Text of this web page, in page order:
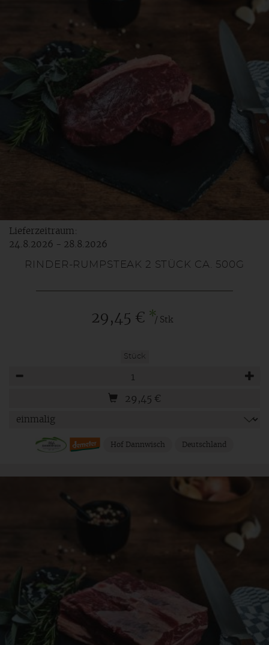
Lieferzeitraum:
24.8.2026 - 28.8.2026
RINDER-RUMPSTEAK 2 STÜCK CA. 500G
29,45 € */ Stk
Stück
29,45 €
Hof Dannwisch Deutschland